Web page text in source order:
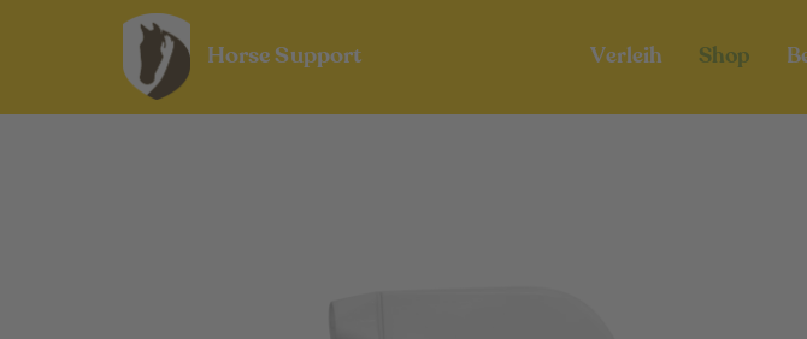
Horse Support Verleih Shop